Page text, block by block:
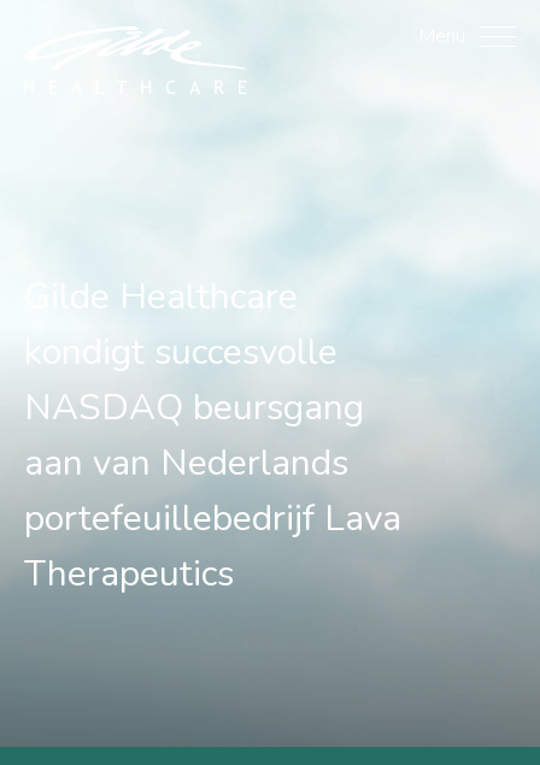
Gilde Healthcare
Gilde Healthcare
kondigt succesvolle
NASDAQ beursgang
aan van Nederlands
portefeuillebedrijf Lava
Therapeutics